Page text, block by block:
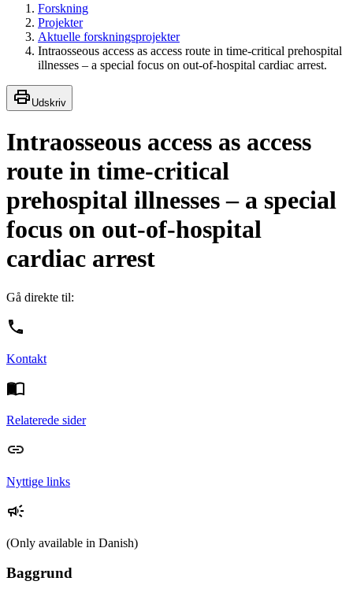
Forskning
Projekter
Aktuelle forskningsprojekter
Intraosseous access as access route in time-critical prehospital
illnesses – a special focus on out-of-hospital cardiac arrest.
Udskriv
Intraosseous access as access
route in time-critical
prehospital illnesses – a special
focus on out-of-hospital
cardiac arrest
Gå direkte til:
Kontakt
Relaterede sider
Nyttige links
(Only available in Danish)
Baggrund